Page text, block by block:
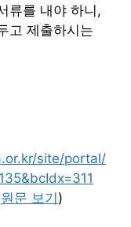
류를 내야 하니,
고 제출하시는
site/portal/
원문 보기)